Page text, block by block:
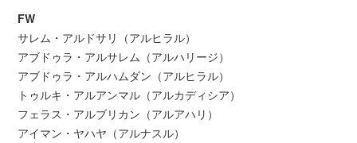
FW
サレム・アルドサリ（アルヒラル）
アブドゥラ・アルサレム（アルハリージ）
アブドゥラ・アルハムダン（アルヒラル）
トゥルキ・アルアンマル（アルカディシア）
フェラス・アルブリカン（アルアハリ）
アイマン・ヤハヤ（アルナスル）